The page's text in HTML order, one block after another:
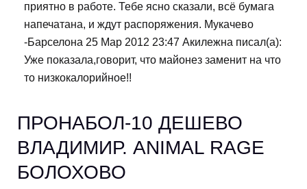
приятно в работе. Тебе ясно сказали, всё бумага
напечатана, и ждут распоряжения. Мукачево
-Барселона 25 Мар 2012 23:47 Акилежна писал(а):
Уже показала,говорит, что майонез заменит на что
то низкокалорийное!!
ПРОНАБОЛ-10 ДЕШЕВО
ВЛАДИМИР. ANIMAL RAGE
БОЛОХОВО